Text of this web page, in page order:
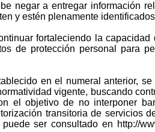
negar a entregar información
y estén plenamente
fortaleciendo la
de protección personal para
en el numeral anterior,
vigente, buscando
el objetivo de no interponer
transitoria de servicios
ser consultado en http://